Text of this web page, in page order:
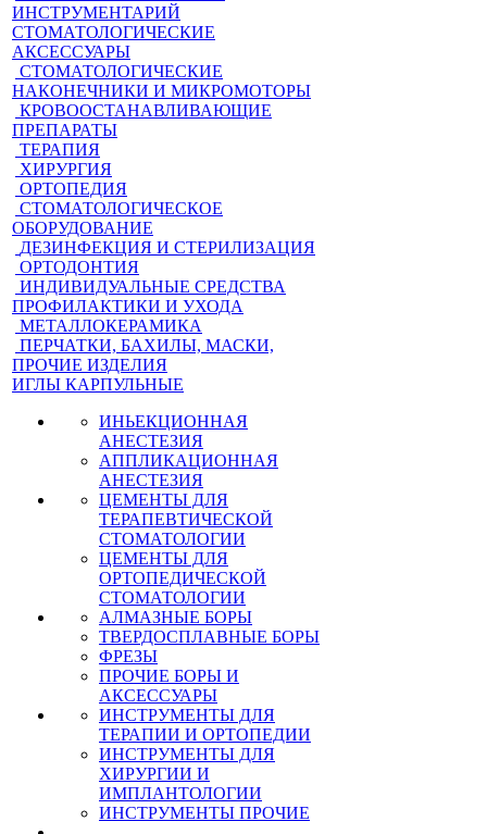
ИНСТРУМЕНТАРИЙ
СТОМАТОЛОГИЧЕСКИЕ
АКСЕССУАРЫ
СТОМАТОЛОГИЧЕСКИЕ
НАКОНЕЧНИКИ И МИКРОМОТОРЫ
КРОВООСТАНАВЛИВАЮЩИЕ
ПРЕПАРАТЫ
ТЕРАПИЯ
ХИРУРГИЯ
ОРТОПЕДИЯ
СТОМАТОЛОГИЧЕСКОЕ
ОБОРУДОВАНИЕ
ДЕЗИНФЕКЦИЯ И СТЕРИЛИЗАЦИЯ
ОРТОДОНТИЯ
ИНДИВИДУАЛЬНЫЕ СРЕДСТВА
ПРОФИЛАКТИКИ И УХОДА
МЕТАЛЛОКЕРАМИКА
ПЕРЧАТКИ, БАХИЛЫ, МАСКИ,
ПРОЧИЕ ИЗДЕЛИЯ
ИГЛЫ КАРПУЛЬНЫЕ
ИНЬЕКЦИОННАЯ
АНЕСТЕЗИЯ
АППЛИКАЦИОННАЯ
АНЕСТЕЗИЯ
ЦЕМЕНТЫ ДЛЯ
ТЕРАПЕВТИЧЕСКОЙ
СТОМАТОЛОГИИ
ЦЕМЕНТЫ ДЛЯ
ОРТОПЕДИЧЕСКОЙ
СТОМАТОЛОГИИ
АЛМАЗНЫЕ БОРЫ
ТВЕРДОСПЛАВНЫЕ БОРЫ
ФРЕЗЫ
ПРОЧИЕ БОРЫ И
АКСЕССУАРЫ
ИНСТРУМЕНТЫ ДЛЯ
ТЕРАПИИ И ОРТОПЕДИИ
ИНСТРУМЕНТЫ ДЛЯ
ХИРУРГИИ И
ИМПЛАНТОЛОГИИ
ИНСТРУМЕНТЫ ПРОЧИЕ